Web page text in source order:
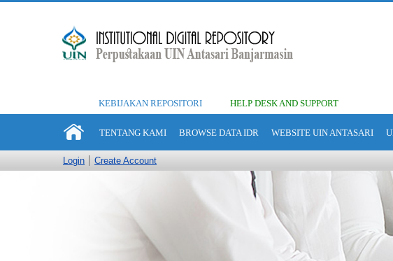
KEBIJAKAN REPOSITORI HELP DESK AND SUPPORT
TENTANG KAMI BROWSE DATA IDR WEBSITE UIN ANTASARI
Login Create Account